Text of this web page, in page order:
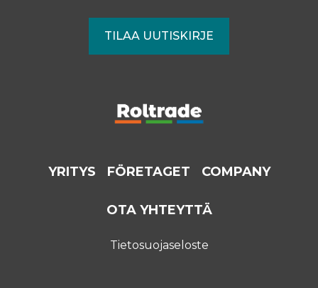
YRITYS FÖRETAGET COMPANY
OTA YHTEYTTÄ
Tietosuojaseloste